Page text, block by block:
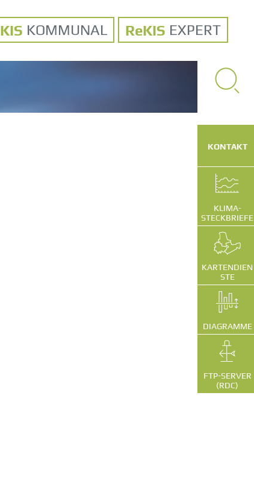
KOMMUNAL EXPERT
KONTAKT
KLIMA-
STECKBRIEFE
KARTENDIEN
STE
DIAGRAMME
FTP-SERVER
(RDC)